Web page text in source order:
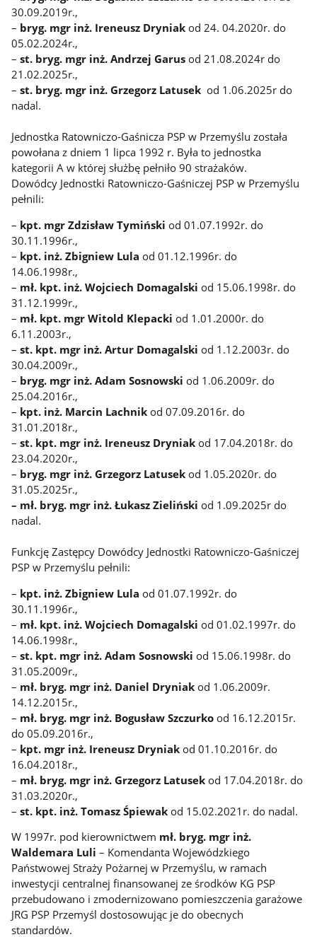
30.09.2019r.,
– bryg. mgr inż. Ireneusz Dryniak od 24. 04.2020r. do
05.02.2024r.,
–st. bryg. mgr inż. Andrzej Garusod 21.08.2024r do
21.02.2025r.,
–st. bryg. mgr inż. Grzegorz Latusekod 1.06.2025r do
nadal.
Jednostka Ratowniczo-Gaśnicza PSP w Przemyślu została
powołana z dniem 1 lipca 1992 r. Była to jednostka
kategorii A w której służbę pełniło 90 strażaków.
Dowódcy Jednostki Ratowniczo-Gaśniczej PSP w Przemyślu
pełnili:
– kpt. mgr Zdzisław Tymiński od 01.07.1992r. do
30.11.1996r.,
– kpt. inż. Zbigniew Lula od 01.12.1996r. do
14.06.1998r.,
– mł. kpt. inż. Wojciech Domagalski od 15.06.1998r. do
31.12.1999r.,
– mł. kpt. mgr Witold Klepacki od 1.01.2000r. do
6.11.2003r.,
–st. kpt. mgr inż. Artur Domagalski od 1.12.2003r. do
30.04.2009r.,
– bryg. mgr inż. Adam Sosnowski od 1.06.2009r. do
25.04.2016r.,
– kpt. inż. Marcin Lachnik od 07.09.2016r. do
31.01.2018r.,
–st. kpt. mgr inż. Ireneusz Dryniakod 17.04.2018r. do
23.04.2020r.,
– bryg. mgr inż. Grzegorz Latusek od 1.05.2020r. do
31.05.2025r.,
– mł. bryg. mgr inż. Łukasz Zielińskiod 1.09.2025r do
nadal.
Funkcję Zastępcy Dowódcy Jednostki Ratowniczo-Gaśniczej
PSP w Przemyślu pełnili:
– kpt. inż. Zbigniew Lula od 01.07.1992r. do
30.11.1996r.,
– mł. kpt. inż. Wojciech Domagalski od 01.02.1997r. do
14.06.1998r.,
–st. kpt. mgr inż. Adam Sosnowski od 15.06.1998r. do
31.05.2009r.,
– mł. bryg. mgr inż. Daniel Dryniak od 1.06.2009r.
14.12.2015r.,
– mł. bryg. mgr inż. Bogusław Szczurko od 16.12.2015r.
do 05.09.2016r.,
– kpt. mgr inż. Ireneusz Dryniak od 01.10.2016r. do
16.04.2018r.,
– mł. bryg. mgr inż. Grzegorz Latusek od 17.04.2018r. do
31.03.2020r.,
–st. kpt. inż. Tomasz Śpiewak od 15.02.2021r. do nadal.
W 1997r. pod kierownictwem mł. bryg. mgr inż.
Waldemara Luli – Komendanta Wojewódzkiego
Państwowej Straży Pożarnej w Przemyślu, w ramach
inwestycji centralnej finansowanej ze środków KG PSP
przebudowano i zmodernizowano pomieszczenia garażowe
JRG PSP Przemyśl dostosowując je do obecnych
standardów.